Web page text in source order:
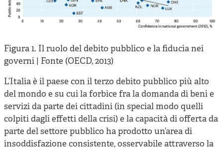
Figura 1. Il ruolo del debito pubblico e la fiducia nei
governi | Fonte (OECD, 2013)
L’Italia è il paese con il terzo debito pubblico più alto
del mondo e su cui la forbice fra la domanda di beni e
servizi da parte dei cittadini (in special modo quelli
colpiti dagli effetti della crisi) e la capacità di offerta da
parte del settore pubblico ha prodotto un’area di
insoddisfazione consistente, osservabile attraverso la